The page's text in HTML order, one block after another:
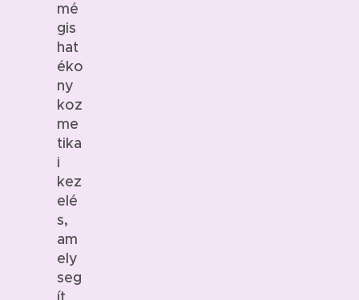
mé
gis
hat
éko
ny
koz
me
tika
i
kez
elé
s,
am
ely
seg